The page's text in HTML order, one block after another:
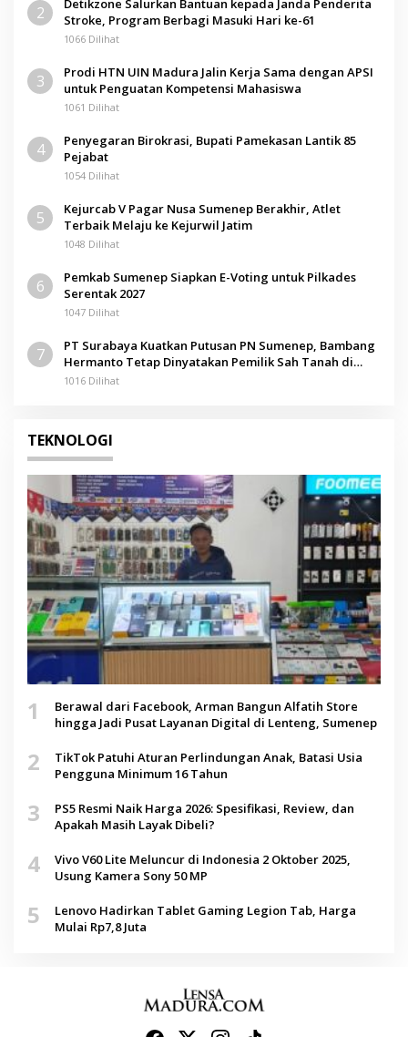
2
Detikzone Salurkan Bantuan kepada Janda Penderita
Stroke, Program Berbagi Masuki Hari ke-61
1066 Dilihat
3
Prodi HTN UIN Madura Jalin Kerja Sama dengan APSI
untuk Penguatan Kompetensi Mahasiswa
1061 Dilihat
4
Penyegaran Birokrasi, Bupati Pamekasan Lantik 85
Pejabat
1054 Dilihat
5
Kejurcab V Pagar Nusa Sumenep Berakhir, Atlet
Terbaik Melaju ke Kejurwil Jatim
1048 Dilihat
6
Pemkab Sumenep Siapkan E-Voting untuk Pilkades
Serentak 2027
1047 Dilihat
7
PT Surabaya Kuatkan Putusan PN Sumenep, Bambang
Hermanto Tetap Dinyatakan Pemilik Sah Tanah di
Pamolokan
1016 Dilihat
TEKNOLOGI
1
Berawal dari Facebook, Arman Bangun Alfatih Store
hingga Jadi Pusat Layanan Digital di Lenteng, Sumenep
2
TikTok Patuhi Aturan Perlindungan Anak, Batasi Usia
Pengguna Minimum 16 Tahun
3
PS5 Resmi Naik Harga 2026: Spesifikasi, Review, dan
Apakah Masih Layak Dibeli?
4
Vivo V60 Lite Meluncur di Indonesia 2 Oktober 2025,
Usung Kamera Sony 50 MP
5
Lenovo Hadirkan Tablet Gaming Legion Tab, Harga
Mulai Rp7,8 Juta